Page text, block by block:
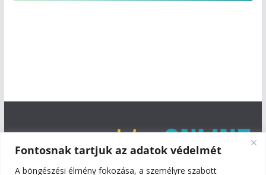
Fontosnak tartjuk az adatok védelmét
A böngészési élmény fokozása, a személyre szabott